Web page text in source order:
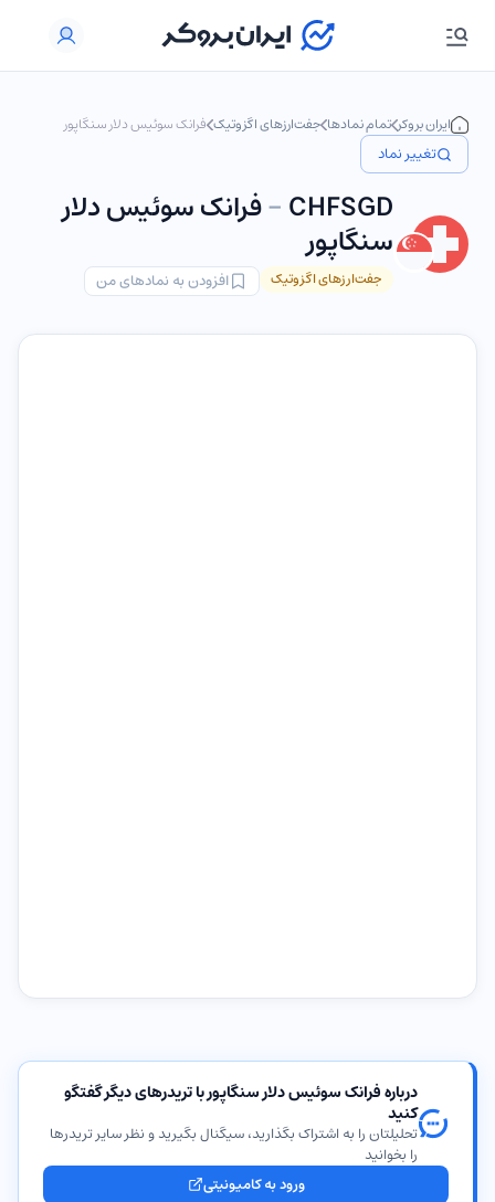
ایران بروکر تمام نمادها جفت‌ارزهای اگزوتیک فرانک سوئیس دلار سنگاپور
تغییر نماد
CHFSGD
-فرانک سوئیس دلار
سنگاپور
جفت‌ارزهای اگزوتیک افزودن به نمادهای من
درباره فرانک سوئیس دلار سنگاپور با تریدرهای دیگر گفتگو
کنید
تحلیلتان را به اشتراک بگذارید، سیگنال بگیرید و نظر سایر تریدرها
را بخوانید
ورود به کامیونیتی